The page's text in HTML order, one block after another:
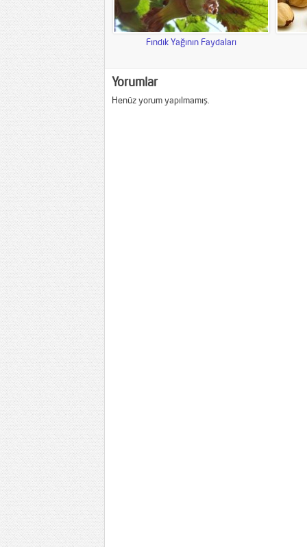
Fındık Yağının Faydaları
Yorumlar
Henüz yorum yapılmamış.